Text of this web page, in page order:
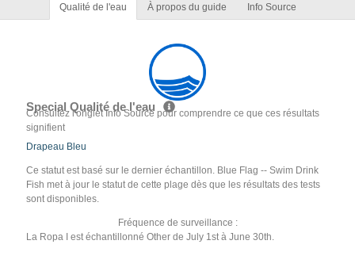
Qualité de l'eau À propos du guide Info Source
Special Qualité de l'eau
Consultez l'onglet Info Source pour comprendre ce que ces résultats
signifient
Drapeau Bleu
Ce statut est basé sur le dernier échantillon. Blue Flag -- Swim Drink
Fish met à jour le statut de cette plage dès que les résultats des tests
sont disponibles.
Fréquence de surveillance :
La Ropa I est échantillonné Other de July 1st à June 30th.